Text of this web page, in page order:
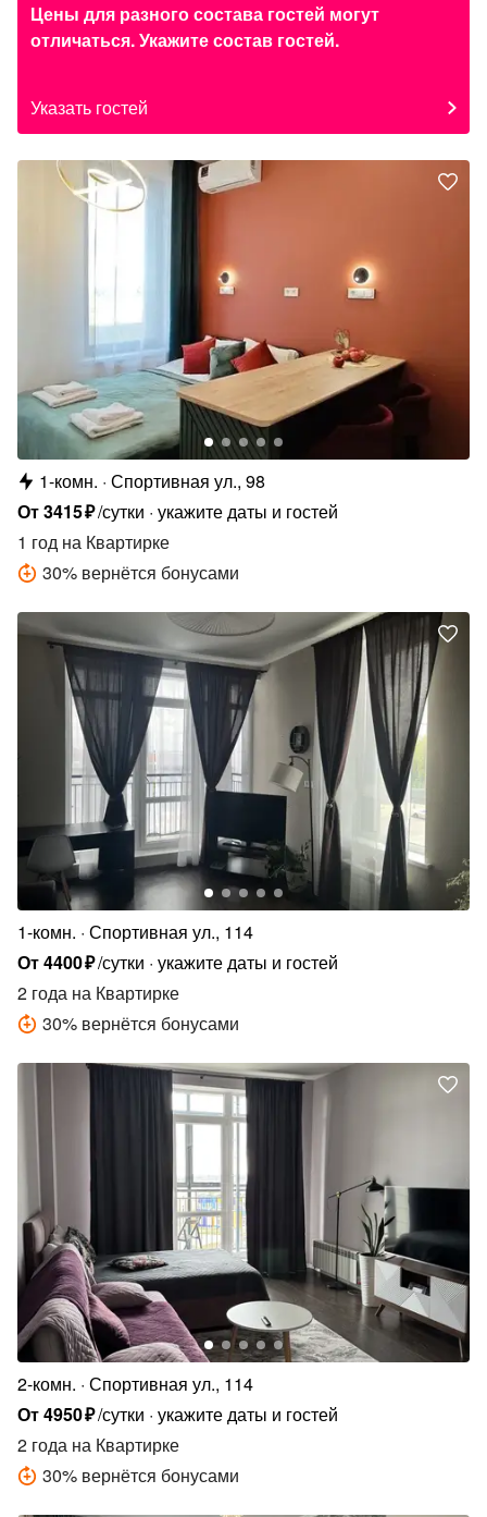
Цены для разного состава гостей могут
отличаться. Укажите состав гостей.
Указать гостей
1-комн. Спортивная ул., 98
От3415₽/сутки укажите даты и гостей
1 год на Квартирке
30% вернётся бонусами
1-комн. Спортивная ул., 114
От4400₽/сутки укажите даты и гостей
2 года на Квартирке
30% вернётся бонусами
2-комн. Спортивная ул., 114
От4950₽/сутки укажите даты и гостей
2 года на Квартирке
30% вернётся бонусами